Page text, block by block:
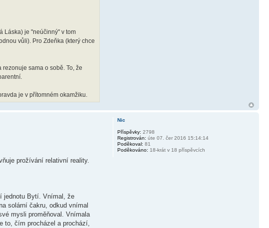
Láska) je "neúčinný" v tom
vůli). Pro Zdeňka (který chce
sama o sobě. To, že
je v přítomném okamžiku.
prožívání relativní reality.
jednotu Bytí. Vnímal, že
solární čakru, odkud vnímal
mysli proměňoval. Vnímala
to, čím procházel a prochází,
Nic
Příspěvky: 2798
Registrován: úte 07. čer 2016 15:14:14
Poděkoval: 81
Poděkováno: 18-krát v 18 příspěvcích